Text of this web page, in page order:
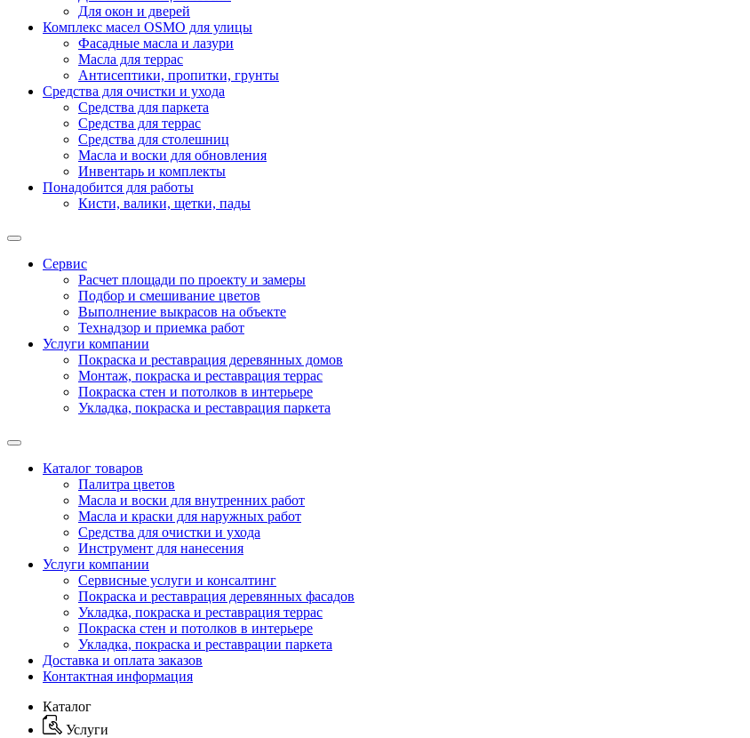
Для окон и дверей
Комплекс масел OSMO для улицы
Фасадные масла и лазури
Масла для террас
Антисептики, пропитки, грунты
Средства для очистки и ухода
Средства для паркета
Средства для террас
Средства для столешниц
Масла и воски для обновления
Инвентарь и комплекты
Понадобится для работы
Кисти, валики, щетки, пады
Сервис
Расчет площади по проекту и замеры
Подбор и смешивание цветов
Выполнение выкрасов на объекте
Технадзор и приемка работ
Услуги компании
Покраска и реставрация деревянных домов
Монтаж, покраска и реставрация террас
Покраска стен и потолков в интерьере
Укладка, покраска и реставрация паркета
Каталог товаров
Палитра цветов
Масла и воски для внутренних работ
Масла и краски для наружных работ
Средства для очистки и ухода
Инструмент для нанесения
Услуги компании
Сервисные услуги и консалтинг
Покраска и реставрация деревянных фасадов
Укладка, покраска и реставрация террас
Покраска стен и потолков в интерьере
Укладка, покраска и реставрации паркета
Доставка и оплата заказов
Контактная информация
Каталог
Услуги